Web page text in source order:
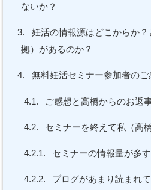
ないか？
3.
妊活の情報源はどこからか
拠）があるのか？
4. 無料妊活セミナー参加者のご
4.1. ご感想と高橋からのお返
4.2. セミナーを終えて私（高
4.2.1. セミナーの情報量が多
4.2.2.
ブログがあまり読まれ